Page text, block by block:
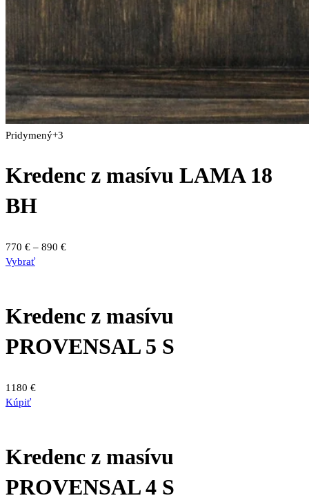
Pridymený+3
Kredenc z masívu LAMA 18
BH
770 € – 890 €Price
VybraťTento
variantov.
si
na
Kredenc z masívu
PROVENSAL 5 S
1180 €
Kúpiť
Kredenc z masívu
PROVENSAL 4 S